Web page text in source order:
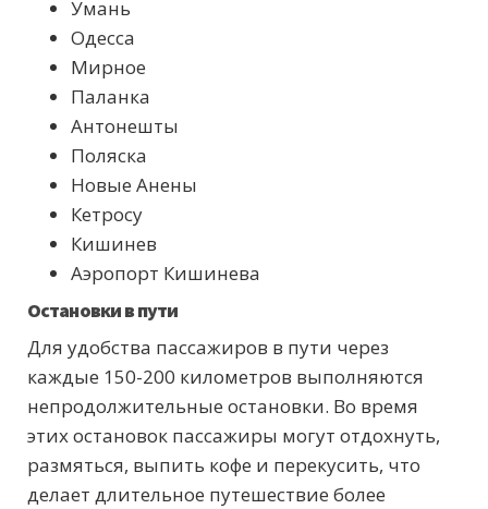
Умань
Одесса
Мирное
Паланка
Антонешты
Поляска
Новые Анены
Кетросу
Кишинев
Аэропорт Кишинева
Остановки в пути
Для удобства пассажиров в пути через
каждые 150-200 километров выполняются
непродолжительные остановки. Во время
этих остановок пассажиры могут отдохнуть,
размяться, выпить кофе и перекусить, что
делает длительное путешествие более